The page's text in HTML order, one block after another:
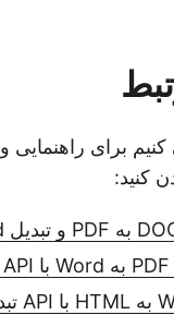
برای راهنمایی و
کنید: